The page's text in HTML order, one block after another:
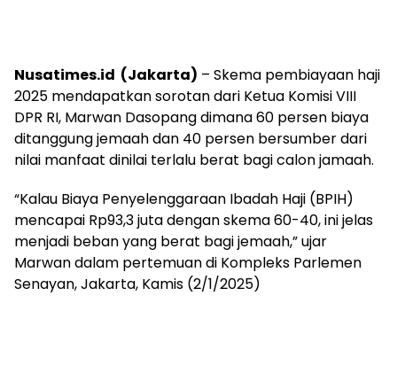
Nusatimes.id (Jakarta) – Skema pembiayaan haji
2025 mendapatkan sorotan dari Ketua Komisi VIII
DPR RI, Marwan Dasopang dimana 60 persen biaya
ditanggung jemaah dan 40 persen bersumber dari
nilai manfaat dinilai terlalu berat bagi calon jamaah.
“Kalau Biaya Penyelenggaraan Ibadah Haji (BPIH)
mencapai Rp93,3 juta dengan skema 60-40, ini jelas
menjadi beban yang berat bagi jemaah,” ujar
Marwan dalam pertemuan di Kompleks Parlemen
Senayan, Jakarta, Kamis (2/1/2025)